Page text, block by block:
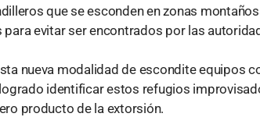
que se esconden en zonas
evitar ser encontrados por las
nueva modalidad de escondite equipos
identificar estos refugios
producto de la extorsión.